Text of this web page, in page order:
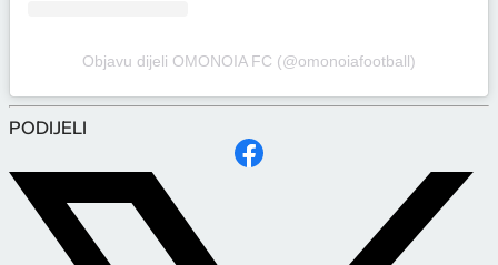
Objavu dijeli OMONOIA FC (@omonoiafootball)
PODIJELI